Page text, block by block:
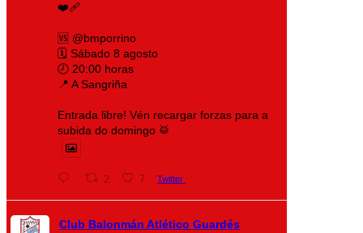
❤️‍🩹
🆚 @bmporrino
🗓️ Sábado 8 agosto
🕗 20:00 horas
📍 A Sangriña
Entrada libre! Vén recargar forzas para a
subida do domingo 🥁
2 7 Twitter
Club Balonmán Atlético Guardés